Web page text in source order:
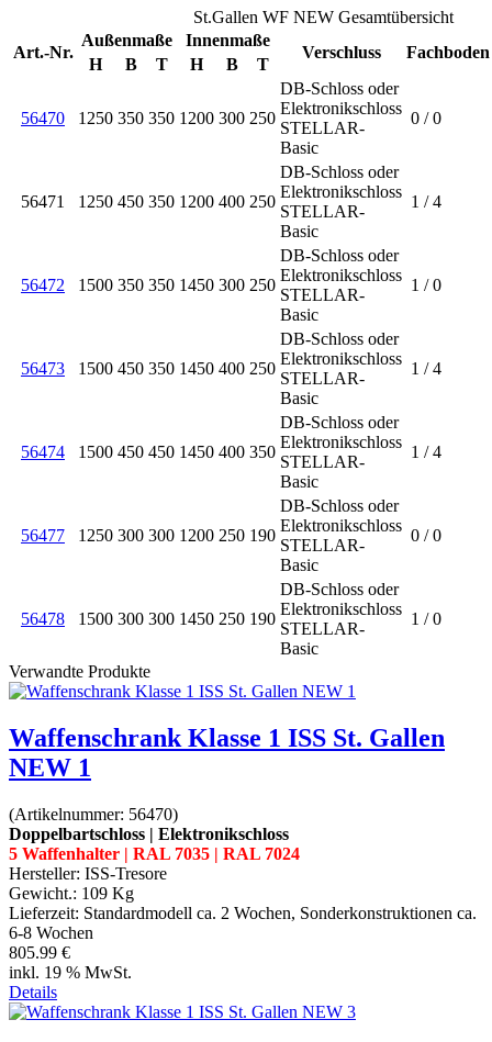
St.Gallen WF NEW Gesamtübersicht
Art.-Nr.
Außenmaße Innenmaße
Verschluss Fachboden
H B T H B T
56470 1250 350 350 1200 300 250
DB-Schloss oder
Elektronikschloss
STELLAR-
Basic
0 / 0
56471 1250 450 350 1200 400 250
DB-Schloss oder
Elektronikschloss
STELLAR-
Basic
1 / 4
56472 1500 350 350 1450 300 250
DB-Schloss oder
Elektronikschloss
STELLAR-
Basic
1 / 0
56473 1500 450 350 1450 400 250
DB-Schloss oder
Elektronikschloss
STELLAR-
Basic
1 / 4
56474 1500 450 450 1450 400 350
DB-Schloss oder
Elektronikschloss
STELLAR-
Basic
1 / 4
56477 1250 300 300 1200 250 190
DB-Schloss oder
Elektronikschloss
STELLAR-
Basic
0 / 0
56478 1500 300 300 1450 250 190
DB-Schloss oder
Elektronikschloss
STELLAR-
Basic
1 / 0
Verwandte Produkte
Waffenschrank Klasse 1 ISS St. Gallen
NEW 1
(Artikelnummer: 56470)
Doppelbartschloss | Elektronikschloss
5 Waffenhalter | RAL 7035 | RAL 7024
Hersteller: ISS-Tresore
Gewicht.: 109 Kg
Lieferzeit: Standardmodell ca. 2 Wochen, Sonderkonstruktionen ca.
6-8 Wochen
805.99 €
inkl. 19 % MwSt.
Details